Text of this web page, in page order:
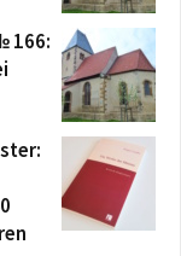
166: